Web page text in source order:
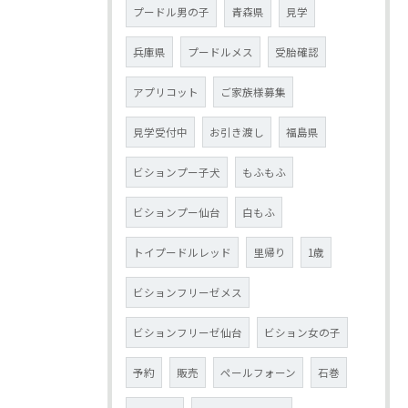
プードル男の子 青森県 見学
兵庫県 プードルメス 受胎確認
アプリコット ご家族様募集
見学受付中 お引き渡し 福島県
ビションプー子犬 もふもふ
ビションプー仙台 白もふ
トイプードルレッド 里帰り 1歳
ビションフリーゼメス
ビションフリーゼ仙台 ビション女の子
予約 販売 ペールフォーン 石巻